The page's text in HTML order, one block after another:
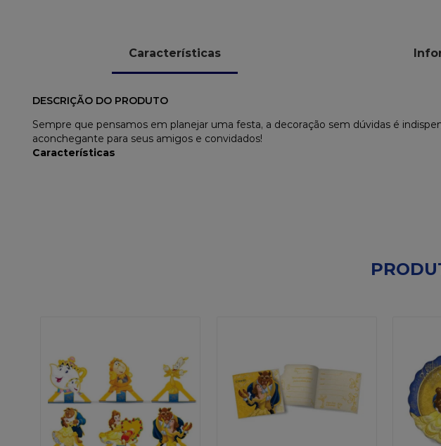
Características
DESCRIÇÃO DO PRODUTO
Sempre que pensamos em planejar uma festa, a decoração sem dúvidas é
aconchegante para seus amigos e convidados!
Características